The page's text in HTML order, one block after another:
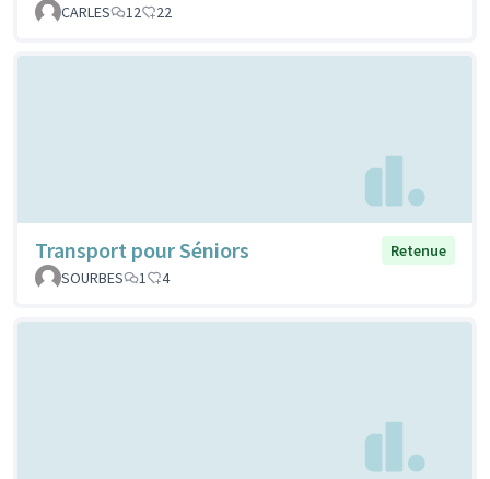
CARLES
12 22
Transport pour Séniors
Retenue
SOURBES
1 4